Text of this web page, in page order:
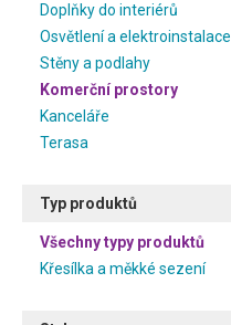
Doplňky do interiérů
Osvětlení a elektroinstalace
Stěny a podlahy
Komerční prostory
Kanceláře
Terasa
Typ produktů
Všechny typy produktů
Křesílka a měkké sezení